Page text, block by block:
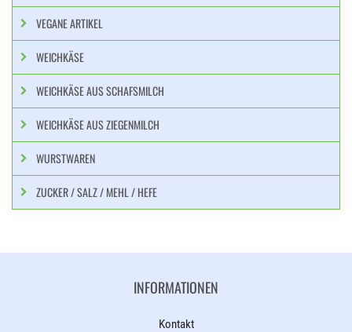
VEGANE ARTIKEL
WEICHKÄSE
WEICHKÄSE AUS SCHAFSMILCH
WEICHKÄSE AUS ZIEGENMILCH
WURSTWAREN
ZUCKER / SALZ / MEHL / HEFE
INFORMATIONEN
Kontakt